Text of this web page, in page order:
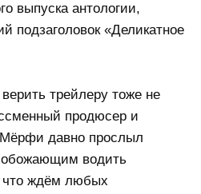
выпуска антологии,
подзаголовок «Деликатное
трейлеру тоже не
продюсер и
давно прослыл
водить
что ждём любых